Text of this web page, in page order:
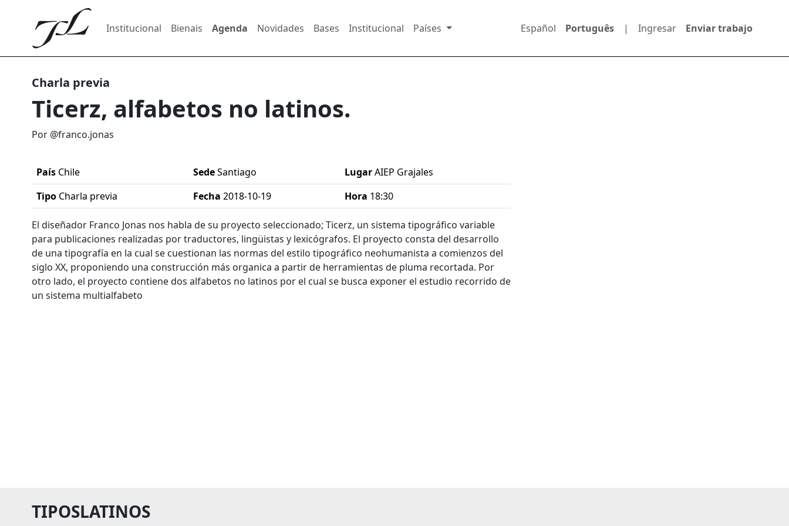
Institucional Bienais Agenda Novidades Bases Institucional Países Español Português | Ingresar Enviar trabajo
Charla previa
Ticerz, alfabetos no latinos.
Por @franco.jonas
País Chile SedeSantiago LugarAIEP Grajales
Tipo Charla previa Fecha 2018-10-19 Hora 18:30
El diseñador Franco Jonas nos habla de su proyecto seleccionado; Ticerz, un sistema tipográfico variable
para publicaciones realizadas por traductores, lingüistas y lexicógrafos. El proyecto consta del desarrollo
de una tipografía en la cual se cuestionan las normas del estilo tipográfico neohumanista a comienzos del
siglo XX, proponiendo una construcción más organica a partir de herramientas de pluma recortada. Por
otro lado, el proyecto contiene dos alfabetos no latinos por el cual se busca exponer el estudio recorrido de
un sistema multialfabeto
TIPOSLATINOS